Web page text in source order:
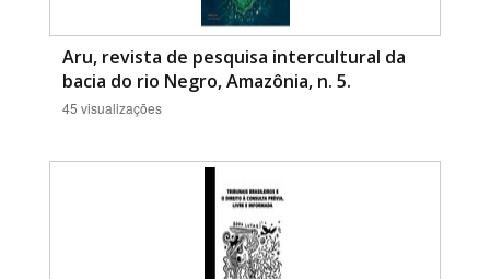
Aru, revista de pesquisa intercultural da
bacia do rio Negro, Amazônia, n. 5.
45 visualizações